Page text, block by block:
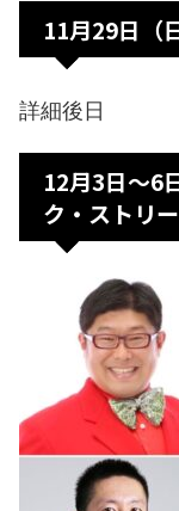
11月29日（
詳細後日
12月3日〜6
ク・ストリー